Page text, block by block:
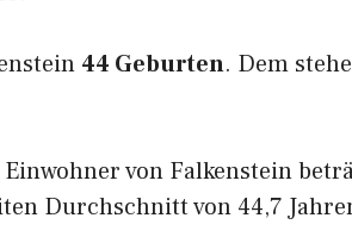
44 Geburten. Dem
von Falkenstein
Durchschnitt von 44,7